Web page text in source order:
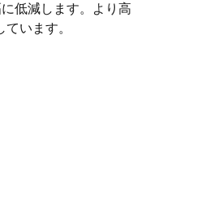
低減します。より高
います。